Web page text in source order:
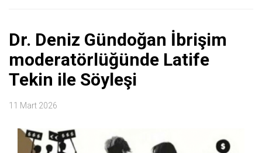
Dr. Deniz Gündoğan İbrişim
moderatörlüğünde Latife
Tekin ile Söyleşi
11 Mart 2026